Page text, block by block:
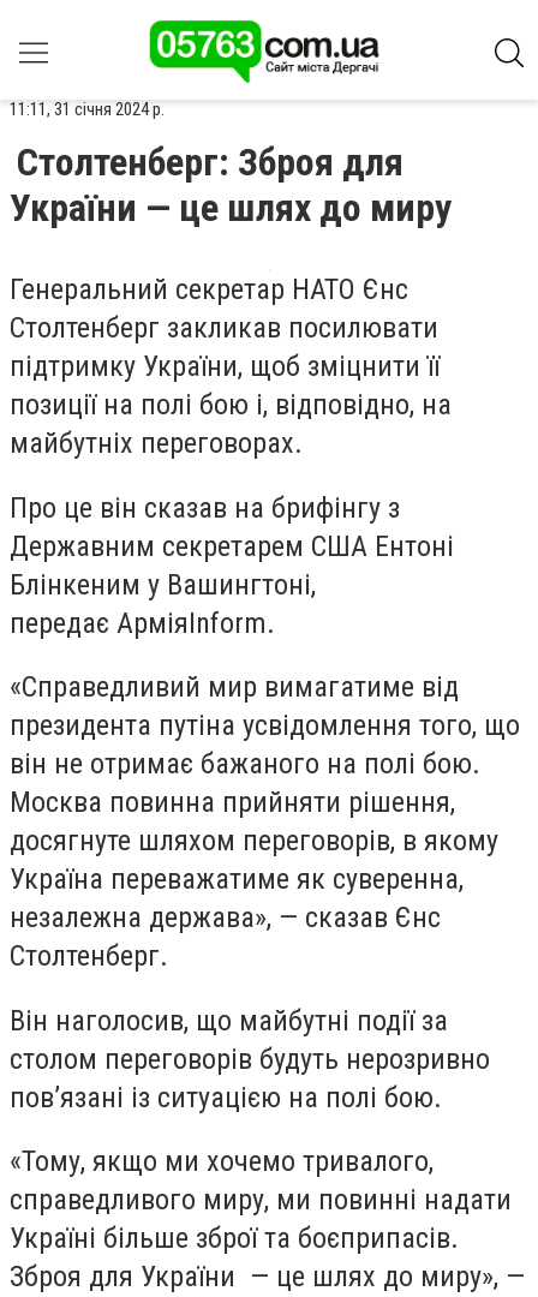
11:11, 31 січня 2024 р.
Столтенберг: Зброя для
України — це шлях до миру
Генеральний секретар НАТО Єнс
Столтенберг закликав посилювати
підтримку України, щоб зміцнити її
позиції на полі бою і, відповідно, на
майбутніх переговорах.
Про це він сказав на брифінгу з
Державним секретарем США Ентоні
Блінкеним у Вашингтоні,
передає АрміяInform.
«Справедливий мир вимагатиме від
президента путіна усвідомлення того, що
він не отримає бажаного на полі бою.
Москва повинна прийняти рішення,
досягнуте шляхом переговорів, в якому
Україна переважатиме як суверенна,
незалежна держава», — сказав Єнс
Столтенберг.
Він наголосив, що майбутні події за
столом переговорів будуть нерозривно
пов’язані із ситуацією на полі бою.
«Тому, якщо ми хочемо тривалого,
справедливого миру, ми повинні надати
Україні більше зброї та боєприпасів.
Зброя для України — це шлях до миру», —